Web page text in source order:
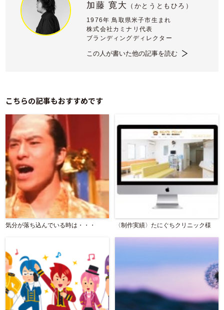
加藤 寛大 （ かとうともひろ）
1976年 鳥取県米子市生まれ
株式会社カミナリ代表
ブランディングディレクター
この人が書いた他の記事を読む
こちらの記事もおすすめです
気分が落ち込んでいる時は・・・ 〈制作実績〉たにぐちクリニック様